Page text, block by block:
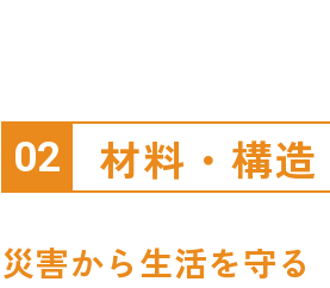
02 材料・構造
災害から生活を守る